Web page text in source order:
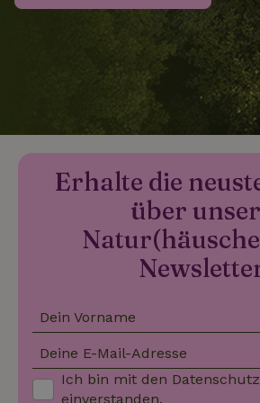
Erhalte die
über
Dein Vorname
Deine E-Mail-Adresse
Ich bin mit den
einverstanden.
_nhftconstraint_search-
_nhftconstraint_search-
lowest-price
_nhftconstraint_translations
_nhftconstraint_search-
geo-json